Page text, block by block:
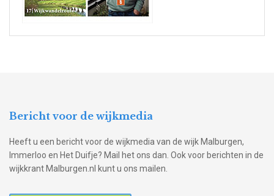
Bericht voor de wijkmedia
Heeft u een bericht voor de wijkmedia van de wijk Malburgen,
Immerloo en Het Duifje? Mail het ons dan. Ook voor berichten in de
wijkkrant Malburgen.nl kunt u ons mailen.